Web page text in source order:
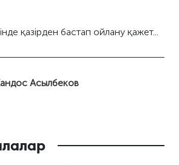
қазірден бастап ойлану қажет...
Асылбеков